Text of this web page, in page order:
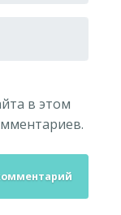
в этом